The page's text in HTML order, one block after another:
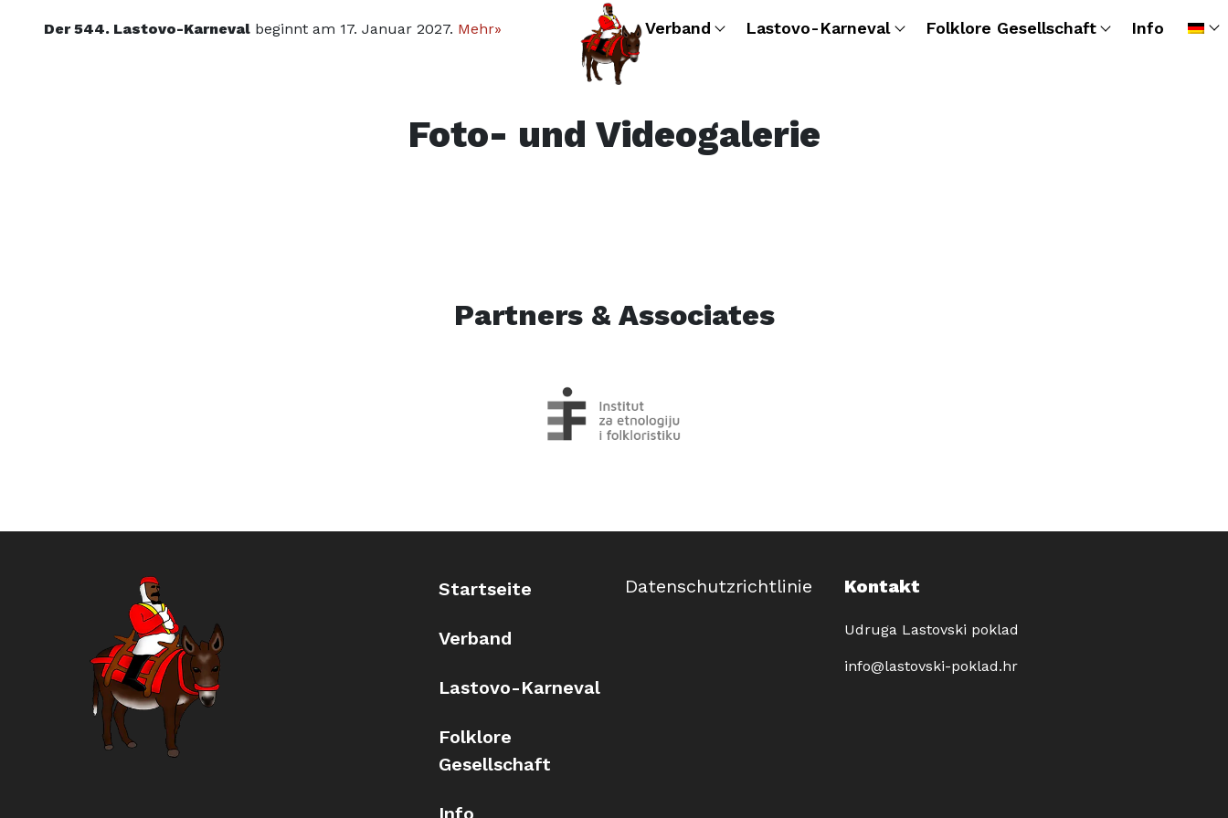
Der 544. Lastovo-Karneval beginnt am 17. Januar 2027. Mehr» Verband Lastovo-Karneval Folklore Gesellschaft Info
Foto- und Videogalerie
Partners & Associates
Startseite
Verband
Lastovo-Karneval
Folklore
Gesellschaft
Info
Datenschutzrichtlinie Kontakt
Udruga Lastovski poklad
info@lastovski-poklad.hr